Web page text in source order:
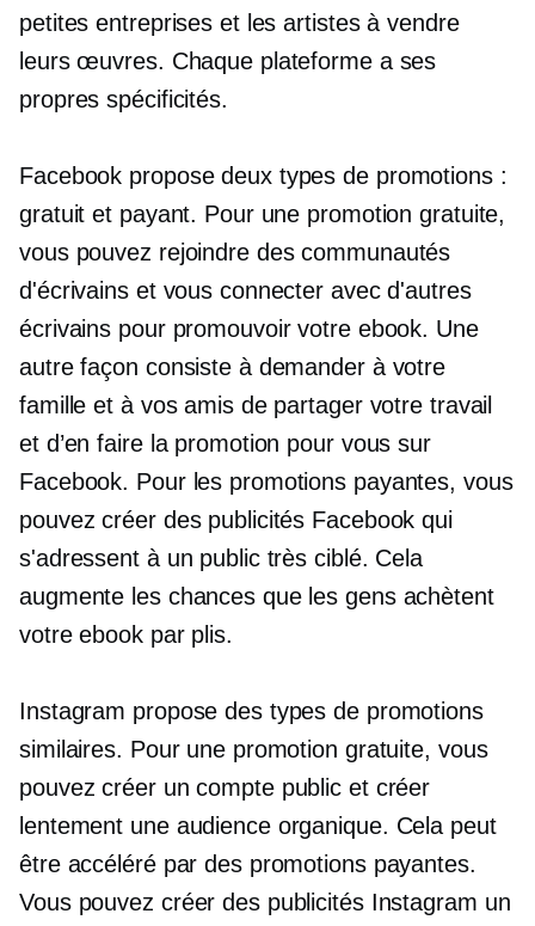
petites entreprises et les artistes à vendre
leurs œuvres. Chaque plateforme a ses
propres spécificités.
Facebook propose deux types de promotions :
gratuit et payant. Pour une promotion gratuite,
vous pouvez rejoindre des communautés
d'écrivains et vous connecter avec d'autres
écrivains pour promouvoir votre ebook. Une
autre façon consiste à demander à votre
famille et à vos amis de partager votre travail
et d’en faire la promotion pour vous sur
Facebook. Pour les promotions payantes, vous
pouvez créer des publicités Facebook qui
s'adressent à un public très ciblé. Cela
augmente les chances que les gens achètent
votre ebook par plis.
Instagram propose des types de promotions
similaires. Pour une promotion gratuite, vous
pouvez créer un compte public et créer
lentement une audience organique. Cela peut
être accéléré par des promotions payantes.
Vous pouvez créer des publicités Instagram un